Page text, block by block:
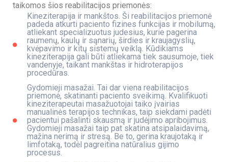
taikomos šios reabilitacijos priemonės:
Kineziterapija ir mankštos. Ši reabilitacijos priemonė
padeda atkurti paciento fizines funkcijas ir mobilumą,
atliekant specializuotus judesius, kurie pagerina
raumenų, kaulų ir sąnarių, širdies ir kraujagyslių,
kvėpavimo ir kitų sistemų veiklą. Kūdikiams
kineziterapija gali būti atliekama tiek sausumoje, tiek
vandenyje, taikant mankštas ir hidroterapijos
procedūras.
Gydomieji masažai. Tai dar viena reabilitacijos
priemonė, skatinanti paciento sveikimą. Kvalifikuoti
kineziterapeutai masažuotojai taiko įvairias
manualinės terapijos technikas, taip siekdami padėti
pacientui pašalinti skausmą ir judėjimo apribojimus.
Gydomieji masažai taip pat skatina atsipalaidavimą,
mažina nerimą ir stresą. Be to, gerina kraujotaką ir
limfotaką, todėl pagreitina natūralius gijimo
procesus.